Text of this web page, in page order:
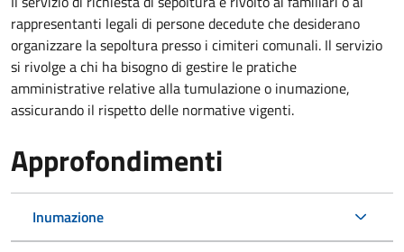
rappresentanti legali di persone decedute che desiderano
organizzare la sepoltura presso i cimiteri comunali. Il servizio
si rivolge a chi ha bisogno di gestire le pratiche
amministrative relative alla tumulazione o inumazione,
assicurando il rispetto delle normative vigenti.
Approfondimenti
Inumazione